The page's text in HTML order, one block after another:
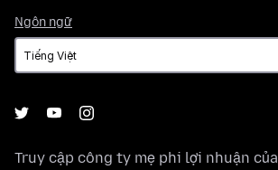
Ngôn ngữ
ngữ
Truy cập công ty mẹ phi lợi nhuận của